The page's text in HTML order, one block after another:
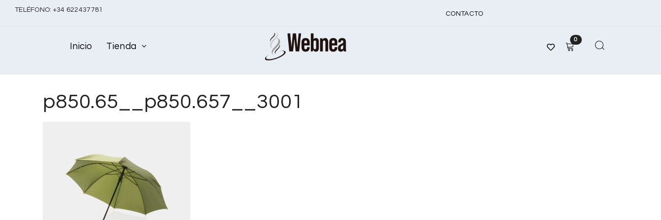
TELÉFONO: +34 622437781
CONTACTO
Inicio Tienda
0
p850.65__p850.657__3001